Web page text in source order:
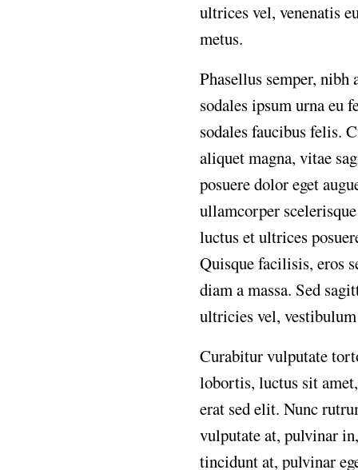
ultrices vel, venenatis
metus.
Phasellus semper,
sodales ipsum urna eu
sodales faucibus felis.
aliquet magna, vitae
posuere dolor eget
ullamcorper
luctus et ultrices
Quisque facilisis, eros
diam a massa. Sed
ultricies vel,
Curabitur vulputate
lobortis, luctus sit
erat sed elit. Nunc
vulputate at, pulvinar
tincidunt at, pulvinar